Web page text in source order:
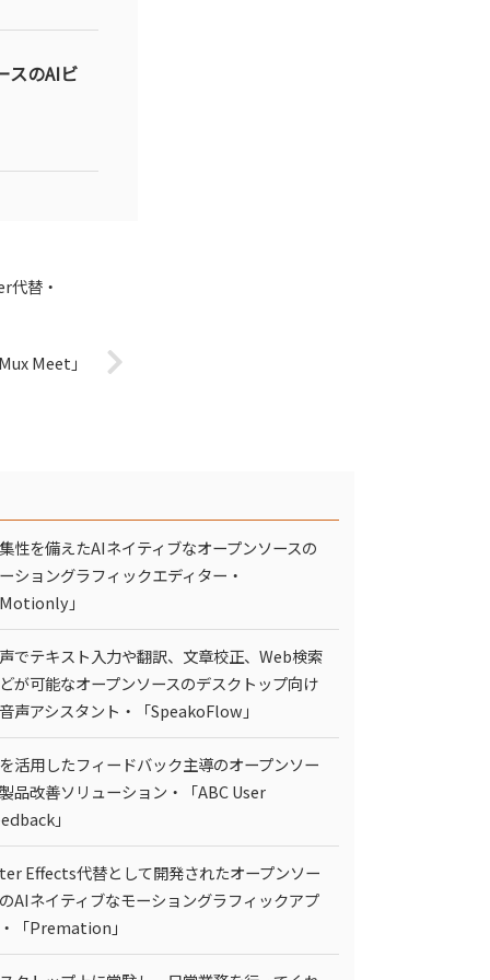
スのAIビ
代替・
Meet」
性を備えたAIネイティブなオープンソースの
ショングラフィックエディター・
」
でテキスト入力や翻訳、文章校正、Web検索
が可能なオープンソースのデスクトップ向け
声アシスタント・「SpeakoFlow」
活用したフィードバック主導のオープンソー
品改善ソリューション・「ABC User
」
Effects代替として開発されたオープンソー
AIネイティブなモーショングラフィックアプ
「Premation」